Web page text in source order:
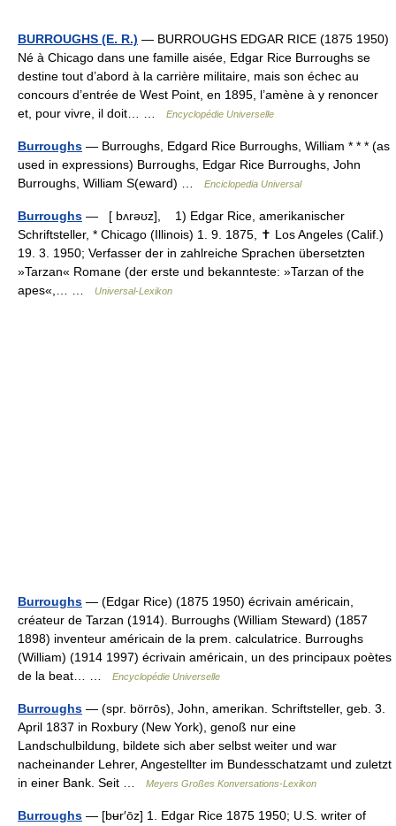
BURROUGHS (E. R.) — BURROUGHS EDGAR RICE (1875 1950)
Né à Chicago dans une famille aisée, Edgar Rice Burroughs se
destine tout d’abord à la carrière militaire, mais son échec au
concours d’entrée de West Point, en 1895, l’amène à y renoncer
et, pour vivre, il doit… …
Encyclopédie Universelle
Burroughs — Burroughs, Edgard Rice Burroughs, William * * * (as
used in expressions) Burroughs, Edgar Rice Burroughs, John
Burroughs, William S(eward) …
Enciclopedia Universal
Burroughs — [ bʌrəʊz], 1) Edgar Rice, amerikanischer
Schriftsteller, * Chicago (Illinois) 1. 9. 1875, ✝ Los Angeles (Calif.)
19. 3. 1950; Verfasser der in zahlreiche Sprachen übersetzten
»Tarzan« Romane (der erste und bekannteste: »Tarzan of the
apes«,… …
Universal-Lexikon
Burroughs — (Edgar Rice) (1875 1950) écrivain américain,
créateur de Tarzan (1914). Burroughs (William Steward) (1857
1898) inventeur américain de la prem. calculatrice. Burroughs
(William) (1914 1997) écrivain américain, un des principaux poètes
de la beat… …
Encyclopédie Universelle
Burroughs — (spr. börrōs), John, amerikan. Schriftsteller, geb. 3.
April 1837 in Roxbury (New York), genoß nur eine
Landschulbildung, bildete sich aber selbst weiter und war
nacheinander Lehrer, Angestellter im Bundesschatzamt und zuletzt
in einer Bank. Seit …
Meyers Großes Konversations-Lexikon
Burroughs — [bʉr′ōz] 1. Edgar Rice 1875 1950; U.S. writer of